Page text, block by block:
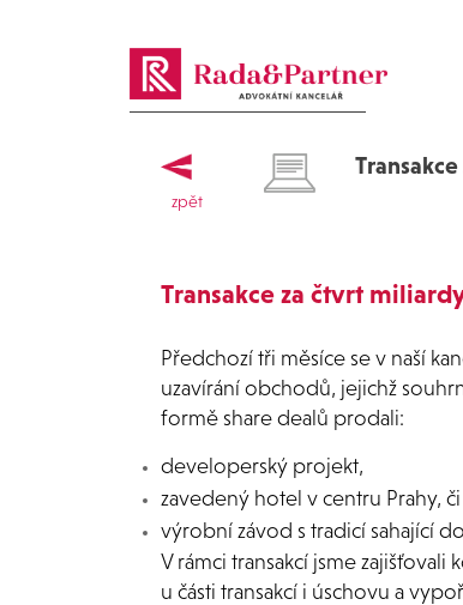
zpět
Transakce
Transakce za čtvrt
Předchozí tři měsíce se v naší
uzavírání obchodů, jejichž
formě share dealů prodali:
developerský projekt,
zavedený hotel v centru Prahy, či
výrobní závod s tradicí sahající
V rámci transakcí jsme
u části transakcí i úschovu a